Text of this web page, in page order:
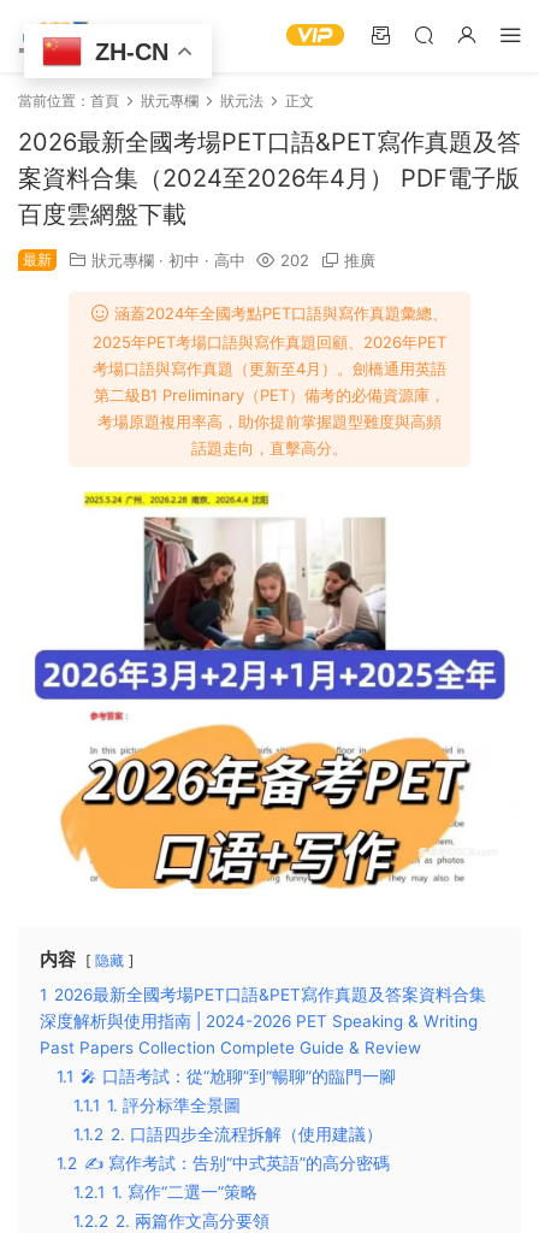
當前位置： 首頁 狀元專欄 狀元法 正文
2026最新全國考場PET口語&PET寫作真題及答
案資料合集（2024至2026年4月） PDF電子版
百度雲網盤下載
最新 狀元專欄 · 初中 · 高中 202 推廣
涵蓋2024年全國考點PET口語與寫作真題彙總、
2025年PET考場口語與寫作真題回顧、2026年PET
考場口語與寫作真題（更新至4月）。劍橋通用英語
第二級B1 Preliminary（PET）備考的必備資源庫，
考場原題複用率高，助你提前掌握題型難度與高頻
話題走向，直擊高分。
内容 隐藏
1 2026最新全國考場PET口語&PET寫作真題及答案資料合集
深度解析與使用指南 | 2024-2026 PET Speaking & Writing
Past Papers Collection Complete Guide & Review
1.1 🎤 口語考試：從“尬聊”到“暢聊”的臨門一腳
1.1.1 1. 評分标準全景圖
1.1.2 2. 口語四步全流程拆解（使用建議）
1.2 ✍️ 寫作考試：告别“中式英語”的高分密碼
1.2.1 1. 寫作“二選一”策略
1.2.2 2. 兩篇作文高分要領
ZH-CN